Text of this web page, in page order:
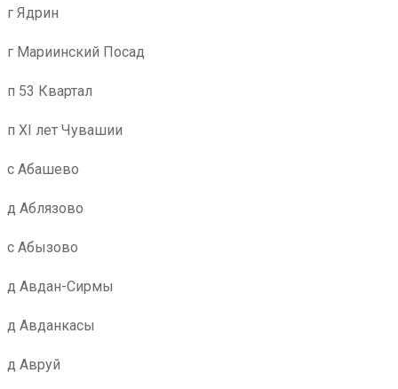
г Ядрин
г Мариинский Посад
п 53 Квартал
п XI лет Чувашии
с Абашево
д Аблязово
с Абызово
д Авдан-Сирмы
д Авданкасы
д Авруй